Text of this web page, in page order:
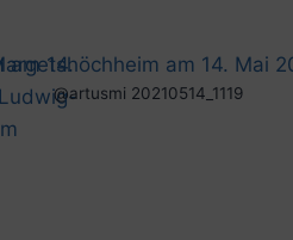
@artusmi 20210514_1119